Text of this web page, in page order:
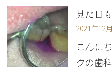
見た目
2021年12
こんに
クの歯